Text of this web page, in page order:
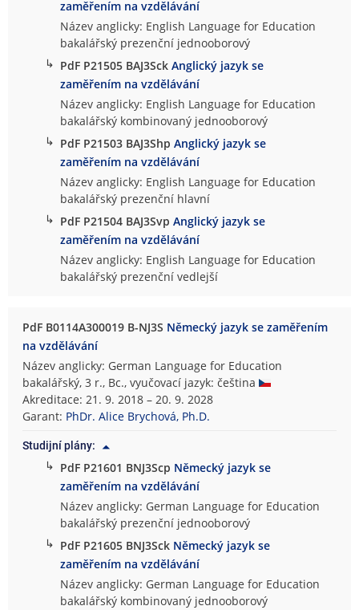
zaměřením na vzdělávání
Název anglicky: English Language for Education
bakalářský prezenční jednooborový
↳ PdF P21505 BAJ3SckAnglický jazyk se
zaměřením na vzdělávání
Název anglicky: English Language for Education
bakalářský kombinovaný jednooborový
↳ PdF P21503 BAJ3ShpAnglický jazyk se
zaměřením na vzdělávání
Název anglicky: English Language for Education
bakalářský prezenční hlavní
↳ PdF P21504 BAJ3SvpAnglický jazyk se
zaměřením na vzdělávání
Název anglicky: English Language for Education
bakalářský prezenční vedlejší
PdF B0114A300019 B-NJ3S Německý jazyk se zaměřením
na vzdělávání
Název anglicky: German Language for Education
bakalářský, 3 r., Bc., vyučovací jazyk: čeština
Akreditace: 21. 9. 2018 – 20. 9. 2028
Garant: PhDr. Alice Brychová, Ph.D.
Studijní plány:
↳ PdF P21601 BNJ3Scp Německý jazyk se
zaměřením na vzdělávání
Název anglicky: German Language for Education
bakalářský prezenční jednooborový
↳ PdF P21605 BNJ3Sck Německý jazyk se
zaměřením na vzdělávání
Název anglicky: German Language for Education
bakalářský kombinovaný jednooborový